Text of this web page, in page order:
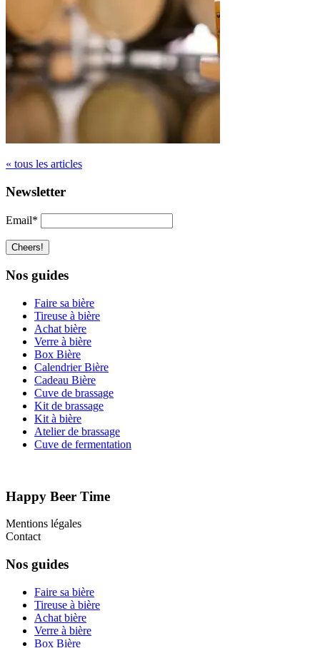
« tous les articles
Newsletter
Email*
Nos guides
Faire sa bière
Tireuse à bière
Achat bière
Verre à bière
Box Bière
Calendrier Bière
Cadeau Bière
Cuve de brassage
Kit de brassage
Kit à bière
Atelier de brassage
Cuve de fermentation
Happy Beer Time
Mentions légales
Contact
Nos guides
Faire sa bière
Tireuse à bière
Achat bière
Verre à bière
Box Bière